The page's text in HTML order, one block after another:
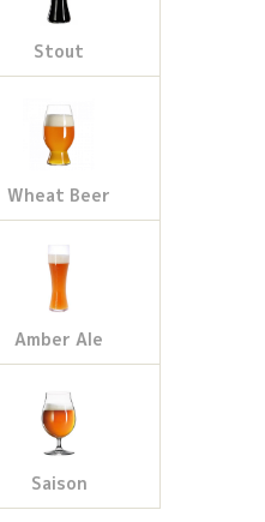
Stout
Wheat Beer
Amber Ale
Saison